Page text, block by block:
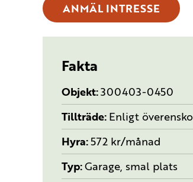
ANMÄL INTRESSE
Fakta
Objekt 300403-0450
Tillträde Enligt
Hyra 572 kr/månad
Typ Garage, smal plats